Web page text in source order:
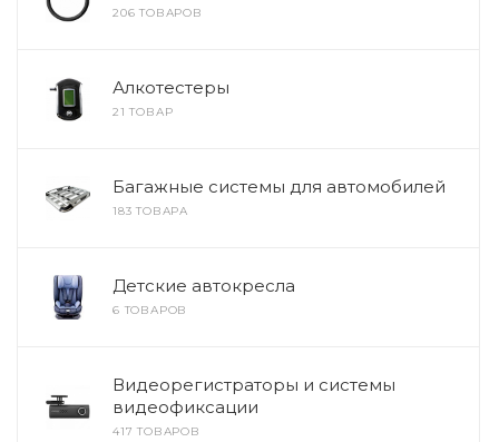
206 ТОВАРОВ
Алкотестеры
21 ТОВАР
Багажные системы для автомобилей
183 ТОВАРА
Детские автокресла
6 ТОВАРОВ
Видеорегистраторы и системы
видеофиксации
417 ТОВАРОВ